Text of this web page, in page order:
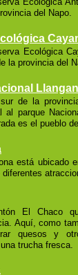
del Napo.
Ecológica
la provincia del
de la
al parque
es el pueblo
está ubicado
diferentes
El Chaco
Aquí, como
quesos y
trucha fresca.